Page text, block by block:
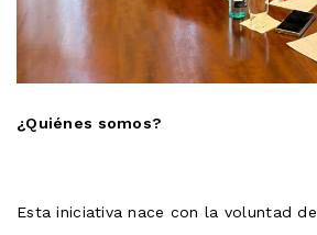
¿Quiénes somos?
Esta iniciativa nace con la voluntad de